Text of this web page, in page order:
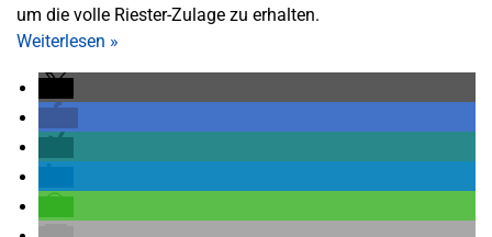
um die volle Riester-Zulage zu erhalten.
Weiterlesen »